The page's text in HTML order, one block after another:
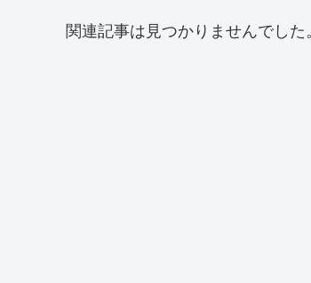
関連記事は見つかりませんでした。